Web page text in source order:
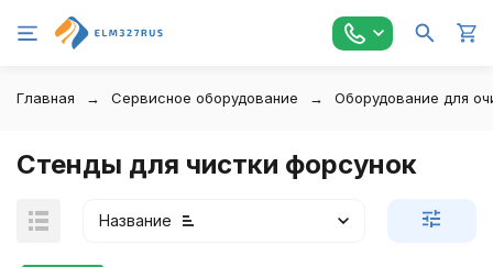
Главная Сервисное оборудование Оборудование для
Стенды для чистки форсунок
Название